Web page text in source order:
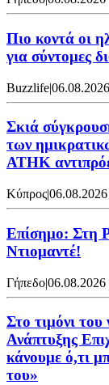
Πιο κοντά οι
για σύντομες
Buzzlife|
Σκιά
των
ΑΤΗΚ
Κύπρος|
Επίσημο: Στη
Ντιομαντέ!
Γήπεδο|06.08.2026
Στο τιμόνι
Ανάπτυξης
κάνουμε ό,τι
του»